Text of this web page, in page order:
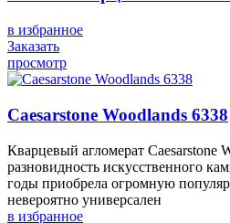
в избранное
Заказать
просмотр
Caesarstone Woodlands 6338
Кварцевый агломерат Caesarstone
разновидность искусственного
годы приобрела огромную
невероятно универсален
в избранное